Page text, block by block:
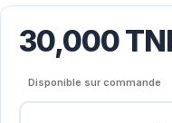
30,000
Disponible sur commande